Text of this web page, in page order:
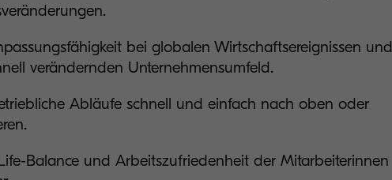
bei globalen Wirtschaftsereignissen und
verändernden Unternehmensumfeld.
Abläufe schnell und einfach nach oben oder
Balance und Arbeitszufriedenheit der Mitarbeiterinnen